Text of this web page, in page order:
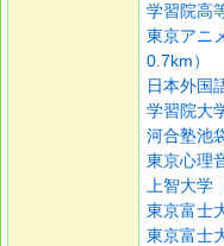
学習院高
東京アニ
0.7km）
日本外国
学習院大
河合塾池
東京心理
上智大学
東京富士
東京富士